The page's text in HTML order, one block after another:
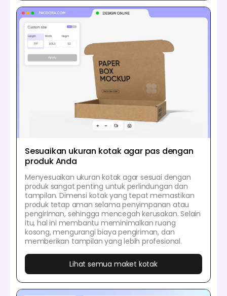
Sesuaikan ukuran kotak agar pas dengan
produk Anda
Menyesuaikan ukuran kotak agar sesuai dengan
produk sangat penting untuk perlindungan dan
tampilan. Dimensi kotak yang tepat memastikan
produk tetap aman selama penyimpanan atau
pengiriman, sehingga mencegah kerusakan. Selain
itu, hal ini membantu meminimalkan ruang
kosong, mengurangi biaya pengiriman, dan
memberikan tampilan yang lebih profesional.
Lihat semua maket kotak